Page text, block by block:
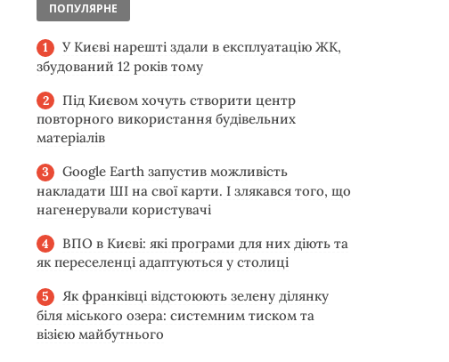
ПОПУЛЯРНЕ
У Києві нарешті здали в експлуатацію ЖК,
збудований 12 років тому
Під Києвом хочуть створити центр
повторного використання будівельних
матеріалів
Google Earth запустив можливість
накладати ШІ на свої карти. І злякався того, що
нагенерували користувачі
ВПО в Києві: які програми для них діють та
як переселенці адаптуються у столиці
Як франківці відстоюють зелену ділянку
біля міського озера: системним тиском та
візією майбутнього